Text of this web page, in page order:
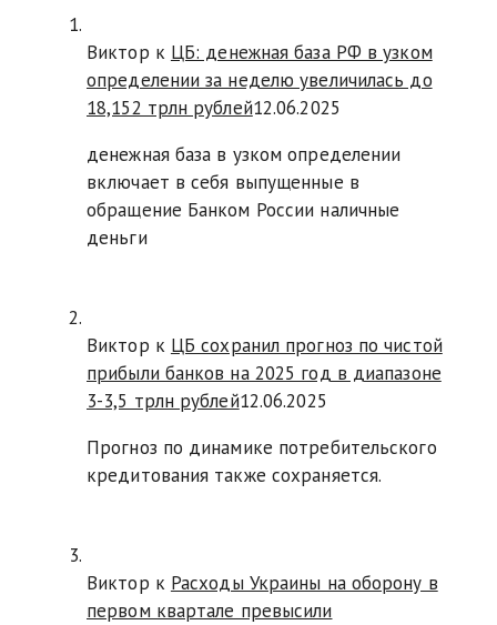
Виктор к ЦБ: денежная база РФ в узком
определении за неделю увеличилась до
18,152 трлн рублей12.06.2025
денежная база в узком определении
включает в себя выпущенные в
обращение Банком России наличные
деньги
Виктор к ЦБ сохранил прогноз по чистой
прибыли банков на 2025 год в диапазоне
3-3,5 трлн рублей12.06.2025
Прогноз по динамике потребительского
кредитования также сохраняется.
Виктор к Расходы Украины на оборону в
первом квартале превысили